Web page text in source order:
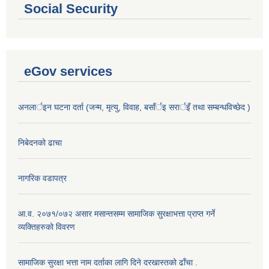
Social Security
eGov services
अनलार्इन घटना दर्ता (जन्म, मृत्यु, विवाह, बसाँर्इ सरार्इँ तथा सम्बन्धविच्छेद )
निबेदनको ढाचा
नागरिक वडापत्र
आ.व. २०७१/०७२ असार मसान्तसम्म सामाजिक सुरक्षाभत्ता प्राप्त गर्ने
व्यक्तिहरुको विवरण
सामाजिक सुरक्षा भत्ता नाम दर्ताका लागि दिने दरखास्तको ढाँचा .